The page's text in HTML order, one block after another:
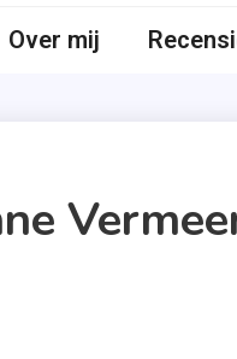
Over mij